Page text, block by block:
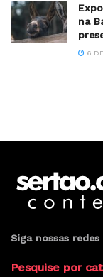
na
6
Siga nossas redes
Pesquise por